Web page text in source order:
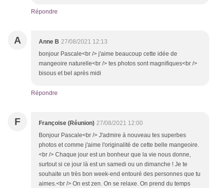
Répondre
A Anne B 27/08/2021 12:13
bonjour Pascale<br /> j'aime beaucoup cette idée de
mangeoire naturelle<br /> tes photos sont magnifiques<br />
bisous et bel après midi
Répondre
F Françoise (Réunion) 27/08/2021 12:00
Bonjour Pascale<br /> J'admire à nouveau tes superbes
photos et comme j'aime l'originalité de cette belle mangeoire.
<br /> Chaque jour est un bonheur que la vie nous donne,
surtout si ce jour là est un samedi ou un dimanche ! Je te
souhaite un très bon week-end entouré des personnes que tu
aimes.<br /> On est zen. On se relaxe. On prend du temps